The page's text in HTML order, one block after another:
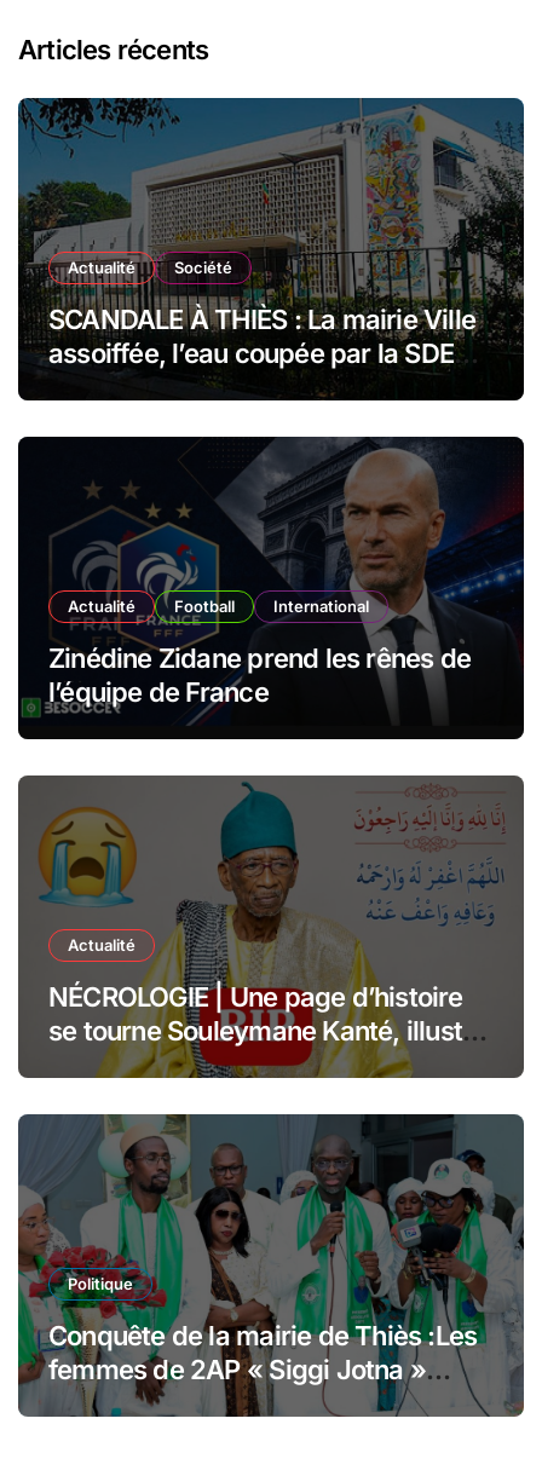
Articles récents
Actualité Société
SCANDALE À THIÈS : La mairie Ville
assoiffée, l’eau coupée par la SDE
pour impayés en plein festival de
Actualité Football International
Zinédine Zidane prend les rênes de
l’équipe de France
Actualité
NÉCROLOGIE | Une page d’histoire
se tourne Souleymane Kanté, illustre
collaborateur du Président Senghor,
Politique
Conquête de la mairie de Thiès :Les
femmes de 2AP « Siggi Jotna »
adoubent Abdoulaye Dièye et